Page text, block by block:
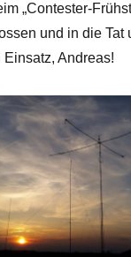
„Contester-
und in die Tat
Andreas!